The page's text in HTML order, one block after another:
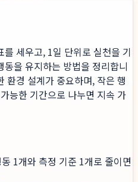
세우고, 1일 단위로 실천을 기
을 유지하는 방법을 정리합니
환경 설계가 중요하며, 작은 행
능한 기간으로 나누면 지속 가
1개와 측정 기준 1개로 줄이면